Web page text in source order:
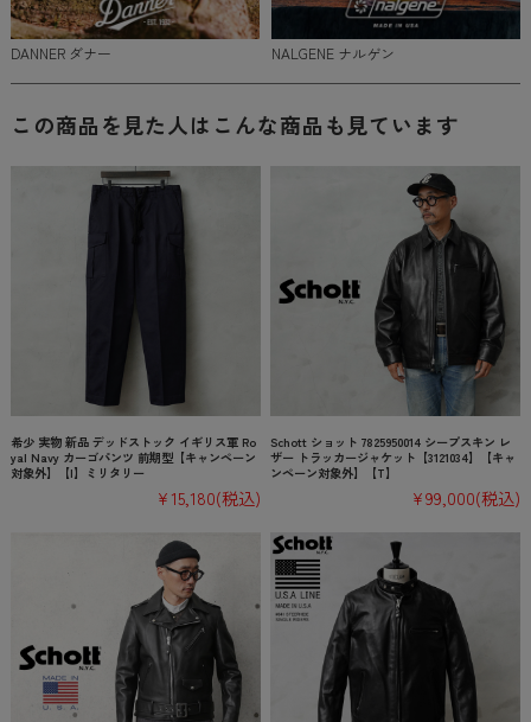
DANNER ダナー NALGENE ナルゲン
この商品を見た人はこんな商品も見ています
希少 実物 新品 デッドストック イギリス軍 Ro
yal Navy カーゴパンツ 前期型【キャンペーン
対象外】【I】ミリタリー
¥15,180(税込)
Schott ショット 7825950014 シープスキン レ
ザー トラッカージャケット【3121034】【キャ
ンペーン対象外】【T】
¥99,000(税込)